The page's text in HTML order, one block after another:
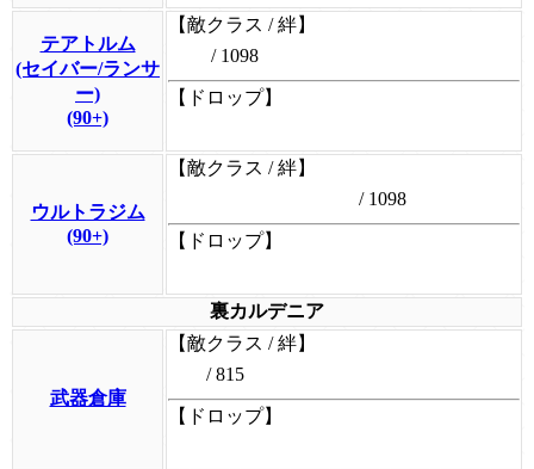
テアトルム
(セイバー/ランサ
ー)
(90+)
【敵クラス / 絆】
/ 1098
【ドロップ】
ウルトラジム
(90+)
【敵クラス / 絆】
/ 1098
【ドロップ】
裏カルデニア
武器倉庫
【敵クラス / 絆】
/ 815
【ドロップ】